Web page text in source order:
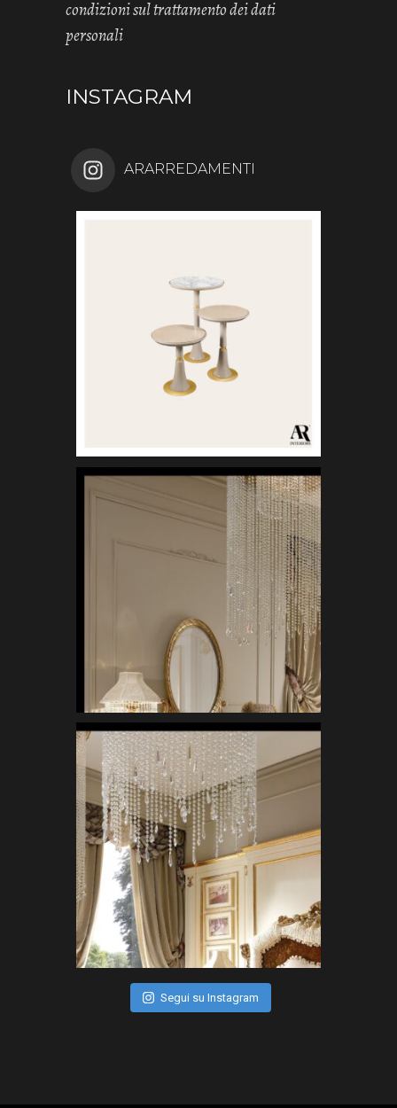
condizioni sul trattamento dei dati
personali
INSTAGRAM
ARARREDAMENTI
Segui su Instagram